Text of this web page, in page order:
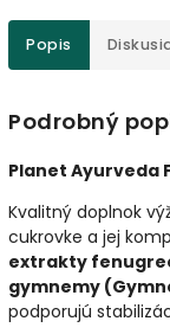
Popis
Podrobný
Planet Ayurveda
Kvalitný doplnok
cukrovke a jej
extrakty
gymnemy
podporujú